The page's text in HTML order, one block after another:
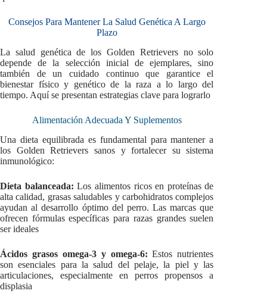
Consejos Para Mantener La Salud Genética A Largo
Plazo
La salud genética de los Golden Retrievers no solo
depende de la selección inicial de ejemplares, sino
también de un cuidado continuo que garantice el
bienestar físico y genético de la raza a lo largo del
tiempo. Aquí se presentan estrategias clave para lograrlo
Alimentación Adecuada Y Suplementos
Una dieta equilibrada es fundamental para mantener a
los Golden Retrievers sanos y fortalecer su sistema
inmunológico:
Dieta balanceada: Los alimentos ricos en proteínas de
alta calidad, grasas saludables y carbohidratos complejos
ayudan al desarrollo óptimo del perro. Las marcas que
ofrecen fórmulas específicas para razas grandes suelen
ser ideales
Ácidos grasos omega-3 y omega-6: Estos nutrientes
son esenciales para la salud del pelaje, la piel y las
articulaciones, especialmente en perros propensos a
displasia